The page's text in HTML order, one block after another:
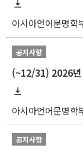
아시아언어문명학
공지사항
아시아언어문명학
공지사항